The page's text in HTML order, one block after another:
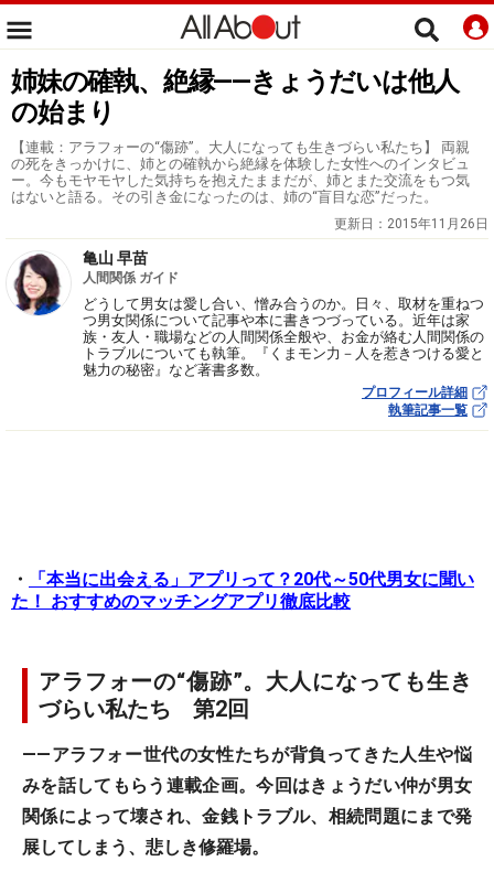
姉妹の確執、絶縁――きょうだいは他人
の始まり
【連載：アラフォーの“傷跡”。大人になっても生きづらい私たち】 両親
の死をきっかけに、姉との確執から絶縁を体験した女性へのインタビュ
ー。今もモヤモヤした気持ちを抱えたままだが、姉とまた交流をもつ気
はないと語る。その引き金になったのは、姉の“盲目な恋”だった。
更新日： 2015年11月26日
亀山 早苗
人間関係 ガイド
どうして男女は愛し合い、憎み合うのか。日々、取材を重ねつ
つ男女関係について記事や本に書きつづっている。近年は家
族・友人・職場などの人間関係全般や、お金が絡む人間関係の
トラブルについても執筆。『くまモン力－人を惹きつける愛と
魅力の秘密』など著書多数。
プロフィール詳細
執筆記事一覧
・
「本当に出会える」アプリって？20代～50代男女に聞い
た！ おすすめのマッチングアプリ徹底比較
アラフォーの“傷跡”。大人になっても生き
づらい私たち 第2回
――アラフォー世代の女性たちが背負ってきた人生や悩
みを話してもらう連載企画。今回はきょうだい仲が男女
関係によって壊され、金銭トラブル、相続問題にまで発
展してしまう、悲しき修羅場。